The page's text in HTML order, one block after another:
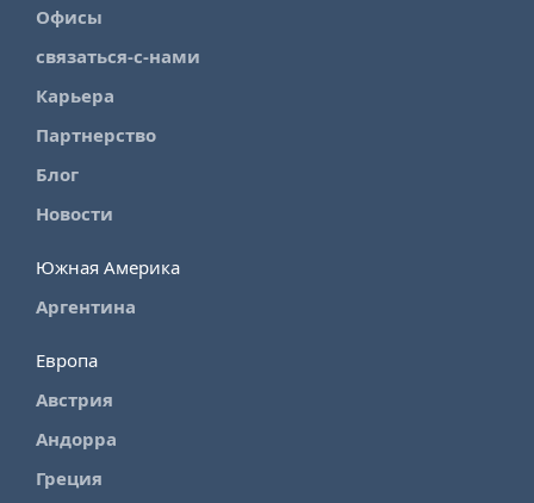
Офисы
связаться-с-нами
Карьера
Партнерство
Блог
Новости
Южная Америка
Аргентина
Европа
Австрия
Андорра
Греция